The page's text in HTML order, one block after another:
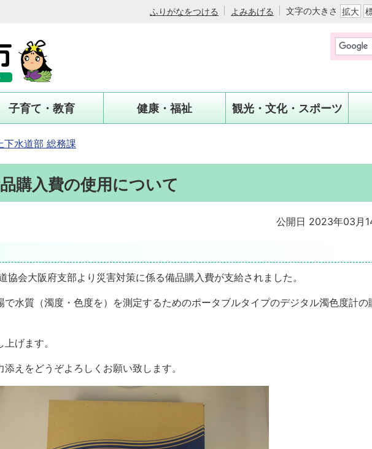
ふりがなをつける よみあげる 文字の大きさ 拡大
子育て・教育 健康・福祉 観光・文化・スポーツ
下水道部 総務課
購入費の使用について
公開日 2023年03月
会大阪府支部より災害対策に係る備品購入費が支給されました。
水質（濁度・色度を）を測定するためのポータブルタイプのデジタル濁色度計の
げます。
えをどうぞよろしくお願い致します。